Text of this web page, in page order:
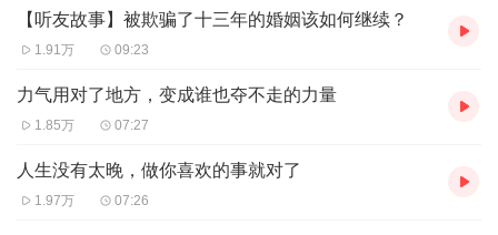
【听友故事】被欺骗了十三年的婚姻该如何继续？
1.91万 09:23
力气用对了地方，变成谁也夺不走的力量
1.85万 07:27
人生没有太晚，做你喜欢的事就对了
1.97万 07:26